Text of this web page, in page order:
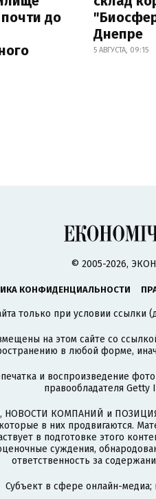
до
Днепре
5 АВГУСТА, 09:15
© 2005-2026,
КОНФИДЕНЦИАЛЬНОСТИ
только при условии
на этом сайте со
в любой форме,
и воспроизведение
правообладателя
НОВОСТИ КОМПАНИЙ и
в них продвигаются.
в подготовке этого
суждения,
ответственность за
Субъект в сфере онлайн-